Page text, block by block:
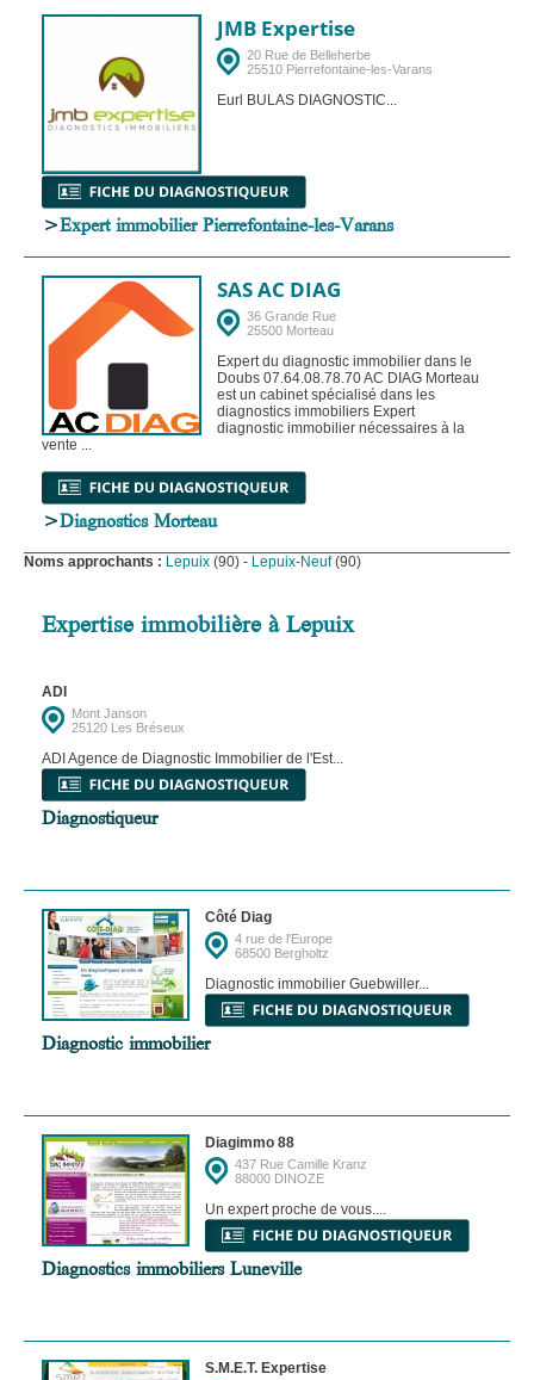
JMB Expertise
20 Rue de Belleherbe
25510 Pierrefontaine-les-Varans
Eurl BULAS DIAGNOSTIC...
>Expert immobilier Pierrefontaine-les-Varans
SAS AC DIAG
36 Grande Rue
25500 Morteau
Expert du diagnostic immobilier dans le
Doubs 07.64.08.78.70 AC DIAG Morteau
est un cabinet spécialisé dans les
diagnostics immobiliers Expert
diagnostic immobilier nécessaires à la
vente ...
>Diagnostics Morteau
Noms approchants : Lepuix (90) - Lepuix-Neuf(90)
Expertise immobilière à Lepuix
ADI
Mont Janson
25120 Les Bréseux
ADI Agence de Diagnostic Immobilier de l'Est...
Diagnostiqueur
Côté Diag
4 rue de l'Europe
68500 Bergholtz
Diagnostic immobilier Guebwiller...
Diagnostic immobilier
Diagimmo 88
437 Rue Camille Kranz
88000 DINOZE
Un expert proche de vous....
Diagnostics immobiliers Luneville
S.M.E.T. Expertise